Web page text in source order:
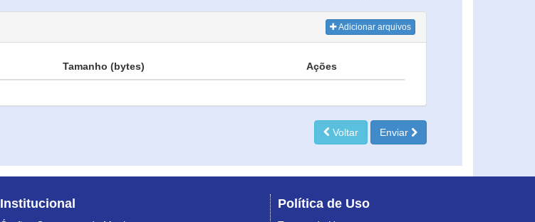
Adicionar arquivos
Tamanho (bytes) Ações
Voltar Enviar
Institucional Política de Uso